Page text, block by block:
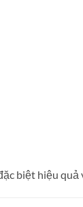
biệt hiệu